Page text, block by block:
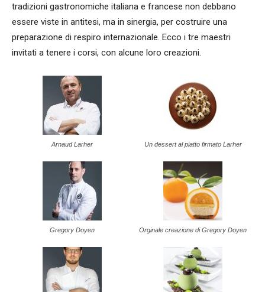
tradizioni gastronomiche italiana e francese non debbano
essere viste in antitesi, ma in sinergia, per costruire una
preparazione di respiro internazionale. Ecco i tre maestri
invitati a tenere i corsi, con alcune loro creazioni.
Arnaud Larher Un dessert al piatto firmato Larher
Gregory Doyen Orginale creazione di Gregory Doyen